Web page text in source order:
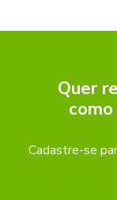
Quer
Cadastre-se